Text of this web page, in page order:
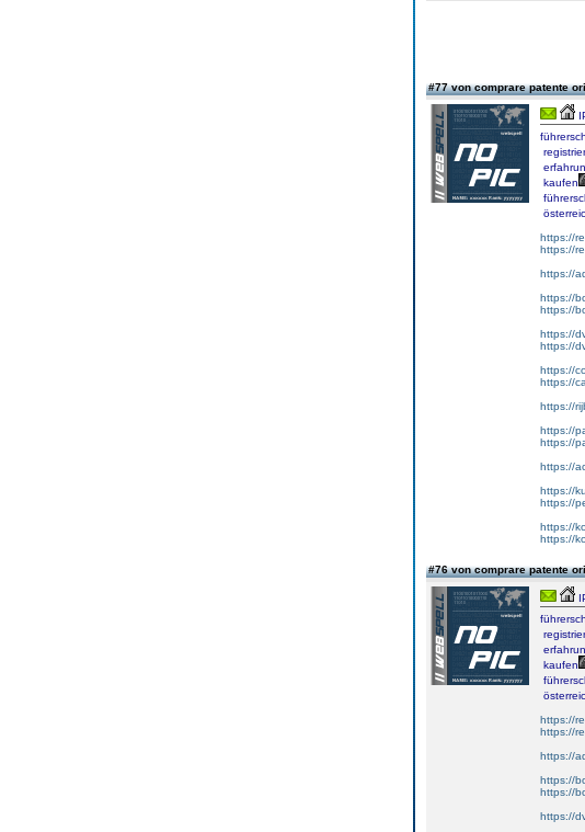
#77 von comprare patente
kaufen
https://
https://
https://
https://
https://
https://
https://
https://
https://
https://
https://
https://
https://
https://
https://
https://
https://
#76 von comprare patente
kaufen
https://
https://
https://
https://
https://
https://